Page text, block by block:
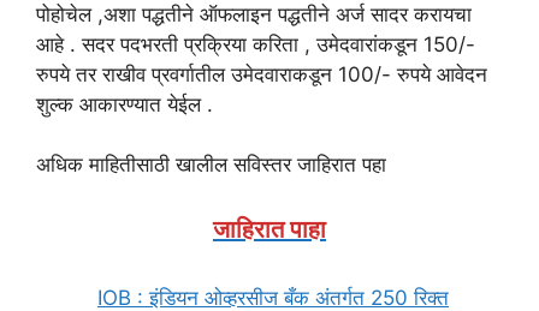
पोहोचेल ,अशा पद्धतीने ऑफलाइन पद्धतीने अर्ज सादर करायचा
आहे . सदर पदभरती प्रक्रिया करिता , उमेदवारांकडून 150/-
रुपये तर राखीव प्रवर्गातील उमेदवाराकडून 100/- रुपये आवेदन
शुल्क आकारण्यात येईल .
अधिक माहितीसाठी खालील सविस्तर जाहिरात पहा
जाहिरात पाहा
IOB : इंडियन ओव्हरसीज बँक अंतर्गत 250 रिक्त